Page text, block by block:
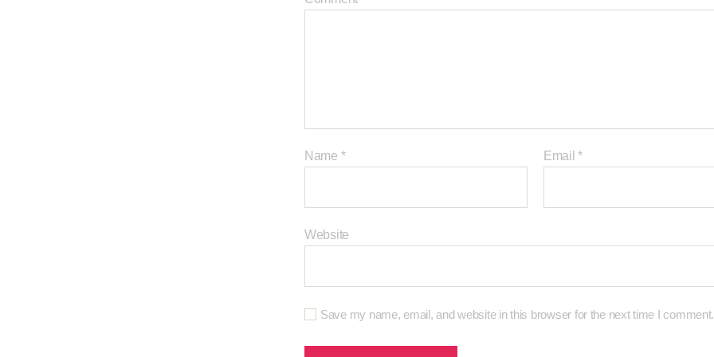
Name * Email*
Website
Save my name, email, and website in this browser for the next time I comment.